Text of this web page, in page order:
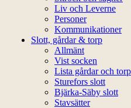
Liv och Leverne
Personer
Kommunikationer
Slott, gårdar & torp
Allmänt
Vist socken
Lista gårdar och torp
Sturefors slott
Bjärka-Säby slott
Stavsätter